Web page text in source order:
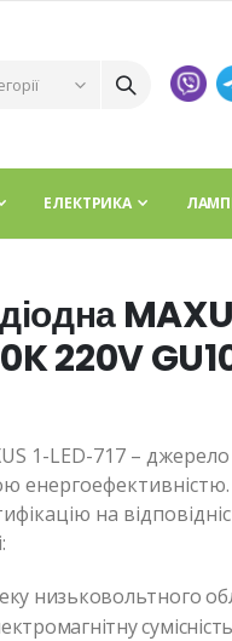
ЕЛЕКТРИКА
220V
1-LED-717 –
енергоефективністю.
на
низьковольтного